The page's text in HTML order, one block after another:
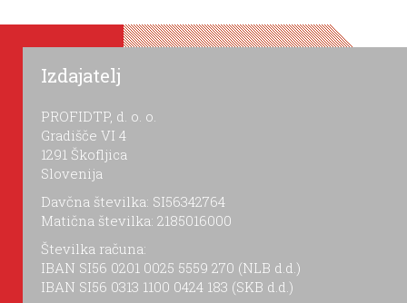
Izdajatelj
PROFIDTP, d. o. o.
Gradišče VI 4
1291 Škofljica
Slovenija
Davčna številka: SI56342764
Matična številka: 2185016000
Številka računa:
IBAN SI56 0201 0025 5559 270 (NLB d.d.)
IBAN SI56 0313 1100 0424 183 (SKB d.d.)